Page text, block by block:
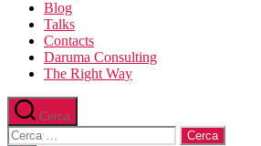
Blog
Talks
Contacts
Daruma Consulting
The Right Way
Cerca
Cerca: